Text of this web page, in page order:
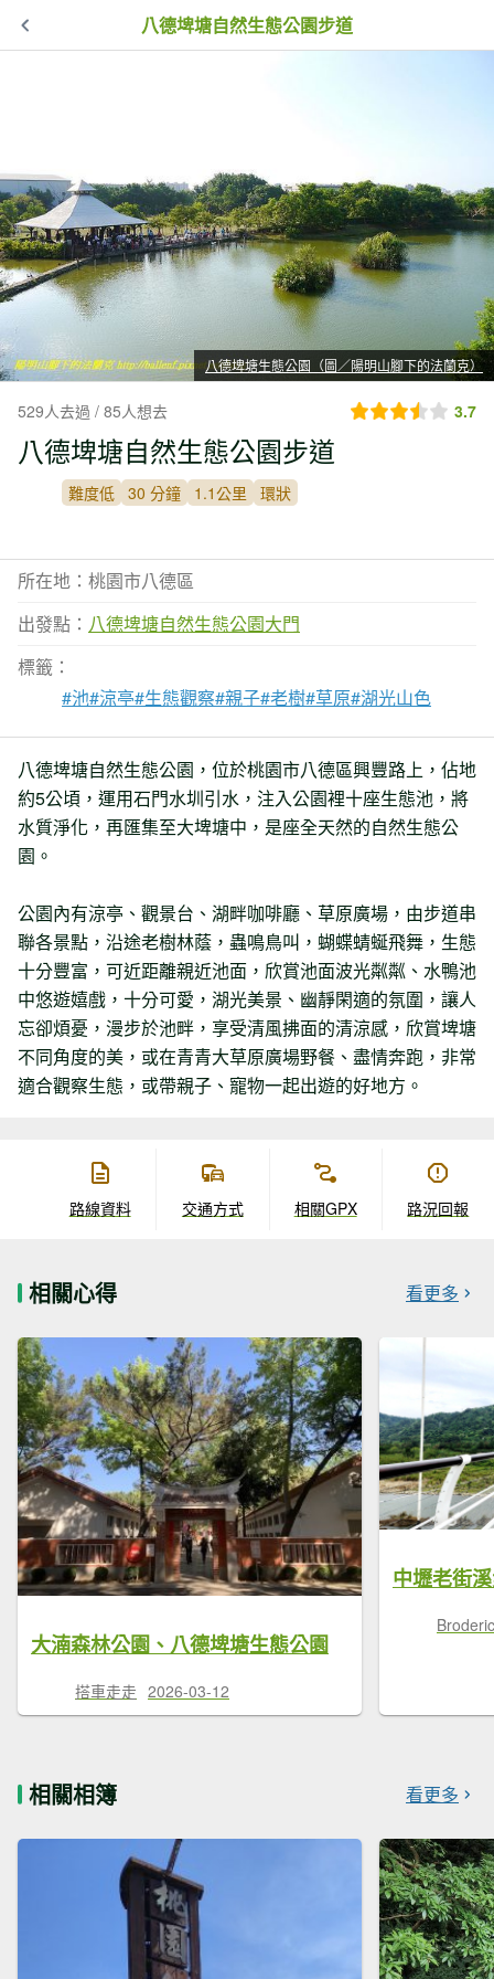
八德埤塘自然生態公園步道
八德埤塘生態公園（圖／陽明山腳下的法蘭克）
529人去過 / 85人想去 3.7
八德埤塘自然生態公園步道
難度低 30 分鐘 1.1公里 環狀
所在地：桃園市八德區
出發點： 八德埤塘自然生態公園大門
標籤：
#池#涼亭#生態觀察#親子#老樹#草原#湖光山色
八德埤塘自然生態公園，位於桃園市八德區興豐路上，佔地
約5公頃，運用石門水圳引水，注入公園裡十座生態池，將
水質淨化，再匯集至大埤塘中，是座全天然的自然生態公
園。
公園內有涼亭、觀景台、湖畔咖啡廳、草原廣場，由步道串
聯各景點，沿途老樹林蔭，蟲鳴鳥叫，蝴蝶蜻蜒飛舞，生態
十分豐富，可近距離親近池面，欣賞池面波光粼粼、水鴨池
中悠遊嬉戲，十分可愛，湖光美景、幽靜閑適的氛圍，讓人
忘卻煩憂，漫步於池畔，享受清風拂面的清涼感，欣賞埤塘
不同角度的美，或在青青大草原廣場野餐、盡情奔跑，非常
適合觀察生態，或帶親子、寵物一起出遊的好地方。
路線資料 交通方式 相關GPX 路況回報
相關心得 看更多
大湳森林公園、八德埤塘生態公園
搭車走走 2026-03-12
相關相簿 看更多